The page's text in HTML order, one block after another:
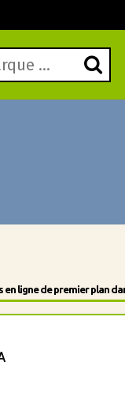
ligne de premier plan